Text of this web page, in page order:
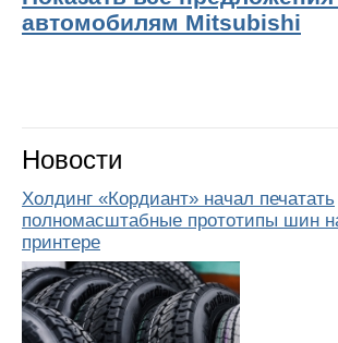
автомобилям Mitsubishi
Новости
Холдинг «Кордиант» начал печатать
полномасштабные прототипы шин
принтере